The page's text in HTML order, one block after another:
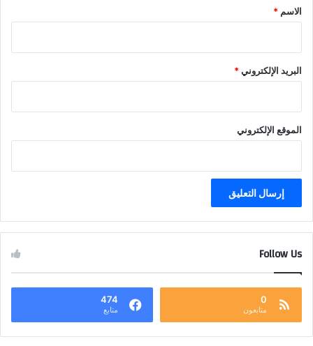
*
الاسم *
البريد الإلكتروني*
الموقع الإلكتروني
Follow Us
0
متابعون
474
متابع